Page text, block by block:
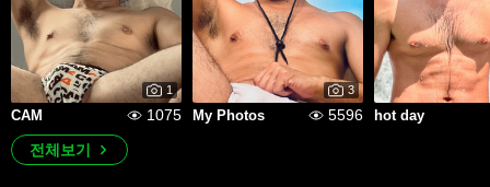
1
CAM 1075
3
My Photos 5596 hot day
전체보기